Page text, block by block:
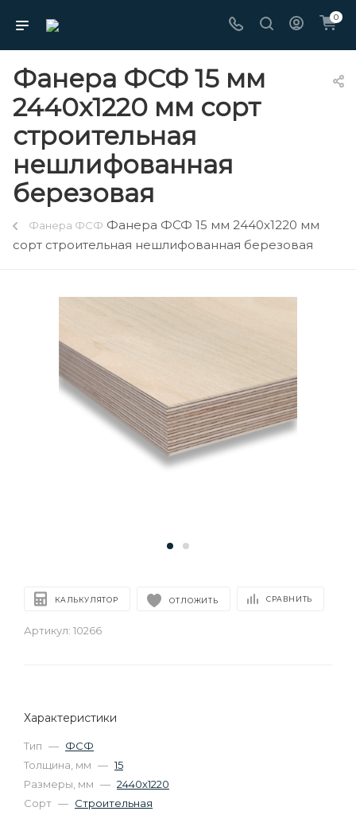
0
Фанера ФСФ 15 мм
2440х1220 мм сорт
строительная
нешлифованная
березовая
Фанера ФСФ Фанера ФСФ 15 мм 2440х1220 мм
сорт строительная нешлифованная березовая
КАЛЬКУЛЯТОР ОТЛОЖИТЬ СРАВНИТЬ
Артикул: 10266
Характеристики
Тип — ФСФ
Толщина, мм — 15
Размеры, мм — 2440х1220
Сорт — Строительная